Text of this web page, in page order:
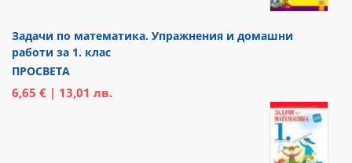
Задачи по математика. Упражнения и домашни
работи за 1. клас
ПРОСВЕТА
6,65 € | 13,01 лв.